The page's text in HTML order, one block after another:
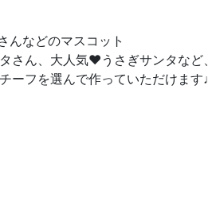
んなどのマスコット
さん、大人気❤️うさぎサンタなど、
ーフを選んで作っていただけます♩